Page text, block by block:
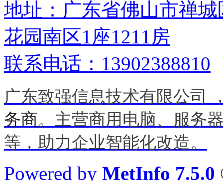
地址：广东省佛山市禅
花园南区1座1211房
联系电话：13902388810
广东致强信息技术有限公司
务商。主营商用电脑、服务
等，助力企业智能化改造。
Powered by MetInfo 7.5.0